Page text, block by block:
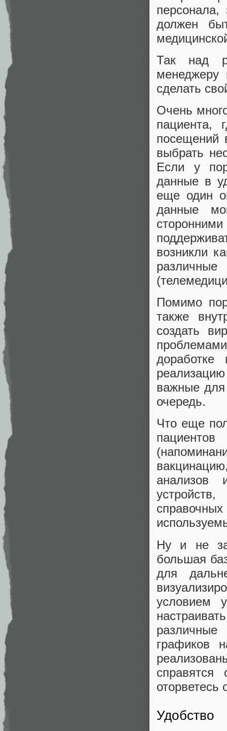
должен
Так над
менеджеру
сделать
Очень
пациента,
посещений
выбрать
Если у
данные в
еще один
данные
возникли
Помимо
также
создать
важные для
очередь.
Что еще
анализов
Ну и не
большая
для
условием
графиков
оторветесь
Удобство